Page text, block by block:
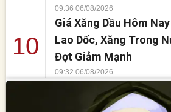
09:36 06/08/2026
10
Giá Xăng Dầu Hôm
Lao Dốc, Xăng Trong
Đợt Giảm Mạnh
09:32 06/08/2026